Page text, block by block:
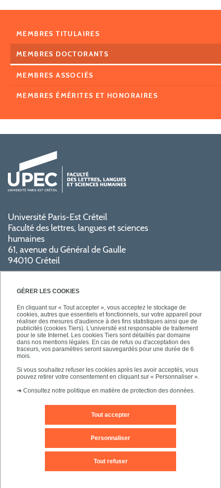
GÉRER LES COOKIES
En cliquant sur « Tout accepter », vous acceptez le stockage de
cookies, autres que essentiels et fonctionnels, sur votre appareil pour
réaliser des mesures d'audience à des fins statistiques ainsi que de
publicités (cookies Tiers). L'université est responsable de traitement
pour le site Internet. Les cookies Tiers sont détaillés par domaine
dans nos mentions légales. En cas de refus ou d'acceptation des
traceurs, vos paramètres seront sauvegardés pour une durée de 6
mois.
Si vous souhaitez refuser les cookies après les avoir acceptés, vous
pouvez retirer votre consentement en cliquant sur « Personnaliser ».
➜ Consultez notre politique en matière de protection des données.
Tout accepter
Tout refuser
Personnaliser
MEMBRES TITULAIRES
MEMBRES DOCTORANTS
MEMBRES ASSOCIÉS
MEMBRES ÉMÉRITES ET HONORAIRES
Université Paris-Est Créteil
Faculté des lettres, langues et sciences
humaines
61, avenue du Général de Gaulle
94010 Créteil
PRATIQUE
SUIVEZ-NOUS
Contact
Plan d'accès Plan du site